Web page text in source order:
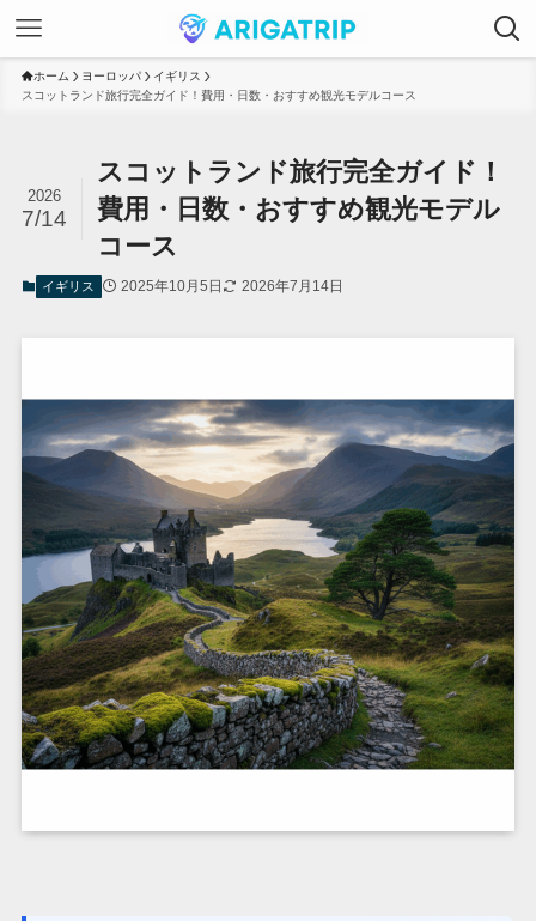
ホーム ヨーロッパ
イギリス
スコットランド旅行完全ガイド！費用・日数・おすすめ観光モデルコース
スコットランド旅行完全ガイド！
費用・日数・おすすめ観光モデル
コース
2026
7/14
イギリス 2025年10月5日 2026年7月14日